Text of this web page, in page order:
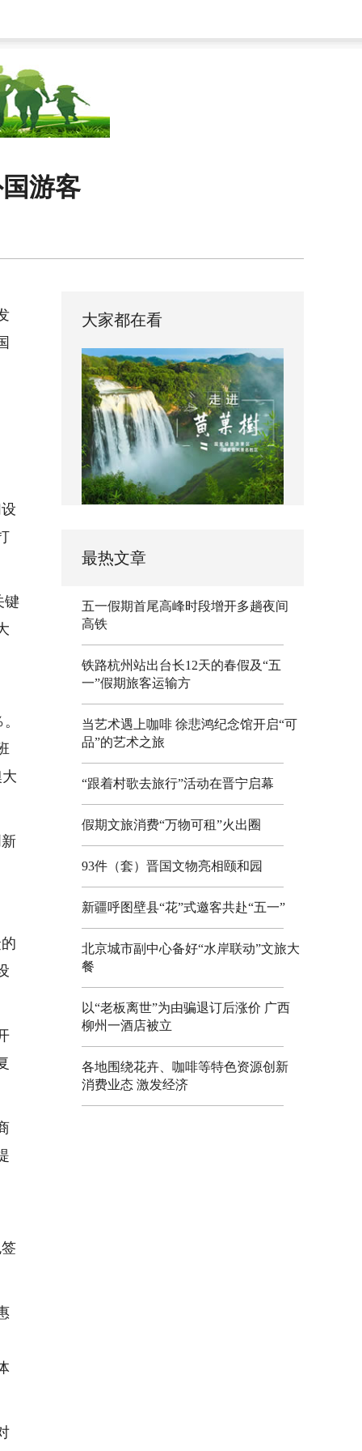
游客
键
大家都在看
最热文章
五一假期首尾高峰时段增开多趟夜间
高铁
铁路杭州站出台长12天的春假及“五
一”假期旅客运输方
当艺术遇上咖啡 徐悲鸿纪念馆开启“可
品”的艺术之旅
“跟着村歌去旅行”活动在晋宁启幕
假期文旅消费“万物可租”火出圈
93件（套）晋国文物亮相颐和园
新疆呼图壁县“花”式邀客共赴“五一”
北京城市副中心备好“水岸联动”文旅大
餐
以“老板离世”为由骗退订后涨价 广西
柳州一酒店被立
各地围绕花卉、咖啡等特色资源创新
消费业态 激发经济